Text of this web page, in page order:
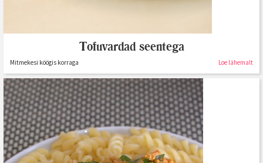
Tofuvardad seentega
Mitmekesi köögis korraga Loe lähemalt